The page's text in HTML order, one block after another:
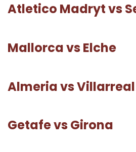
Atletico Madryt vs
Mallorca vs Elche
Almeria vs Villarreal
Getafe vs Girona